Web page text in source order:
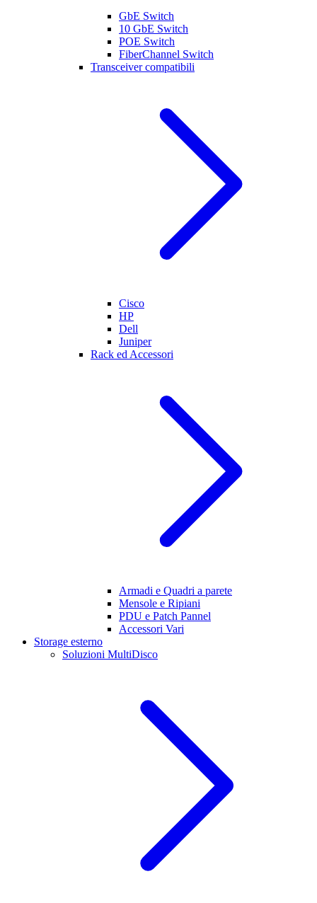
GbE Switch
10 GbE Switch
POE Switch
FiberChannel Switch
Transceiver compatibili
Cisco
HP
Dell
Juniper
Rack ed Accessori
Armadi e Quadri a parete
Mensole e Ripiani
PDU e Patch Pannel
Accessori Vari
Storage esterno
Soluzioni MultiDisco